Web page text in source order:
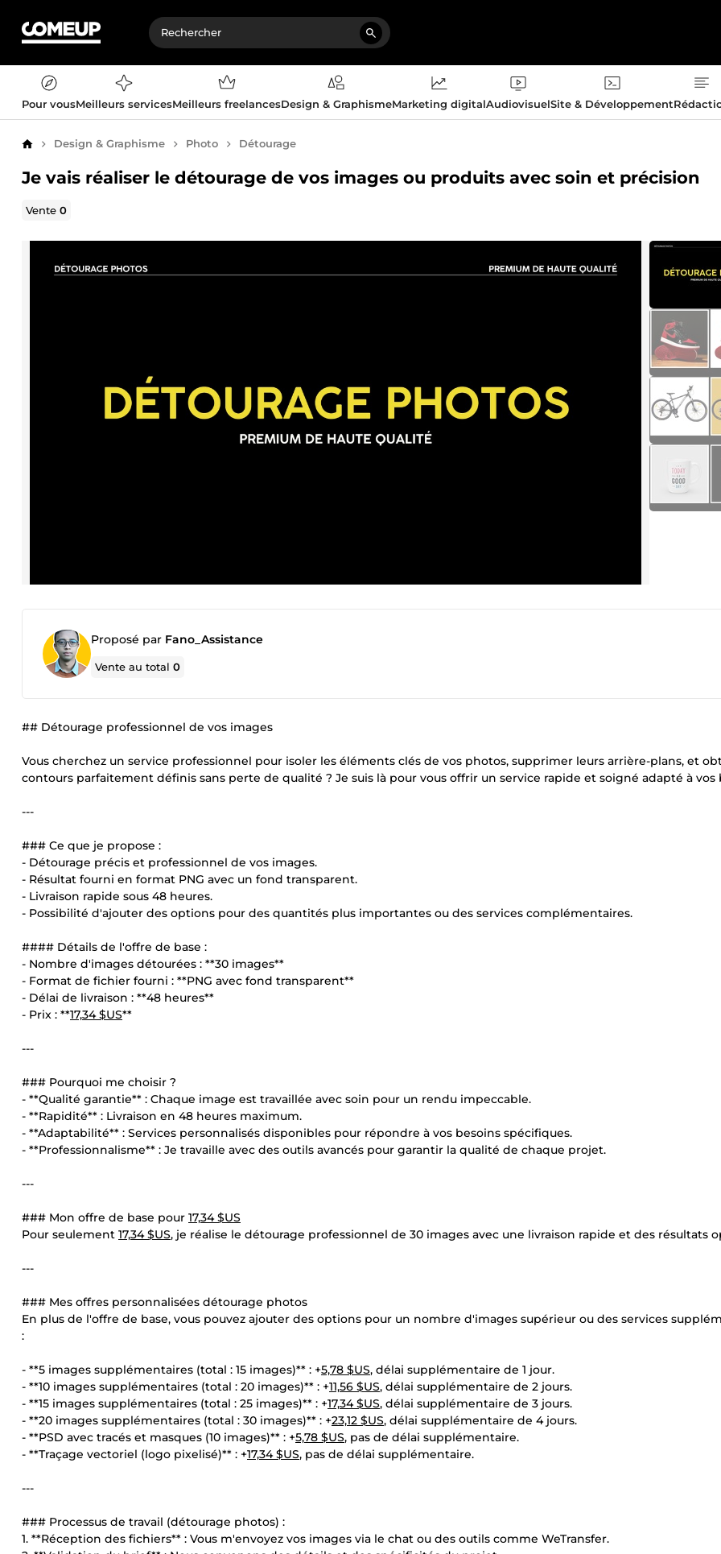
Pour vousMeilleurs servicesMeilleurs freelancesDesign & GraphismeMarketing digitalAudiovisuelSite & Développement
AccueilDesign & Graphisme Photo Détourage
Je vais réaliser le détourage de vos images ou produits avec soin et précision
Vente0
Proposé par Fano_Assistance
Vente au total0
## Détourage professionnel de vos images
Vous cherchez un service professionnel pour isoler les éléments clés de vos photos, supprimer leurs arrière-plans, et
contours parfaitement définis sans perte de qualité ? Je suis là pour vous offrir un service rapide et soigné adapté à vos
---
### Ce que je propose :
- Détourage précis et professionnel de vos images.
- Résultat fourni en format PNG avec un fond transparent.
- Livraison rapide sous 48 heures.
- Possibilité d'ajouter des options pour des quantités plus importantes ou des services complémentaires.
#### Détails de l'offre de base :
- Nombre d'images détourées : **30 images**
- Format de fichier fourni : **PNG avec fond transparent**
- Délai de livraison : **48 heures**
- Prix : **17,34 $US**
---
### Pourquoi me choisir ?
- **Qualité garantie** : Chaque image est travaillée avec soin pour un rendu impeccable.
- **Rapidité** : Livraison en 48 heures maximum.
- **Adaptabilité** : Services personnalisés disponibles pour répondre à vos besoins spécifiques.
- **Professionnalisme** : Je travaille avec des outils avancés pour garantir la qualité de chaque projet.
---
### Mon offre de base pour 17,34 $US
Pour seulement 17,34 $US, je réalise le détourage professionnel de 30 images avec une livraison rapide et des résultats
---
### Mes offres personnalisées détourage photos
En plus de l'offre de base, vous pouvez ajouter des options pour un nombre d'images supérieur ou des services
:
- **5 images supplémentaires (total : 15 images)** : +5,78 $US, délai supplémentaire de 1 jour.
- **10 images supplémentaires (total : 20 images)** : +11,56 $US, délai supplémentaire de 2 jours.
- **15 images supplémentaires (total : 25 images)** : +17,34 $US, délai supplémentaire de 3 jours.
- **20 images supplémentaires (total : 30 images)** : +23,12 $US, délai supplémentaire de 4 jours.
- **PSD avec tracés et masques (10 images)** : +5,78 $US, pas de délai supplémentaire.
- **Traçage vectoriel (logo pixelisé)** : +17,34 $US, pas de délai supplémentaire.
---
### Processus de travail (détourage photos) :
1. **Réception des fichiers** : Vous m'envoyez vos images via le chat ou des outils comme WeTransfer.